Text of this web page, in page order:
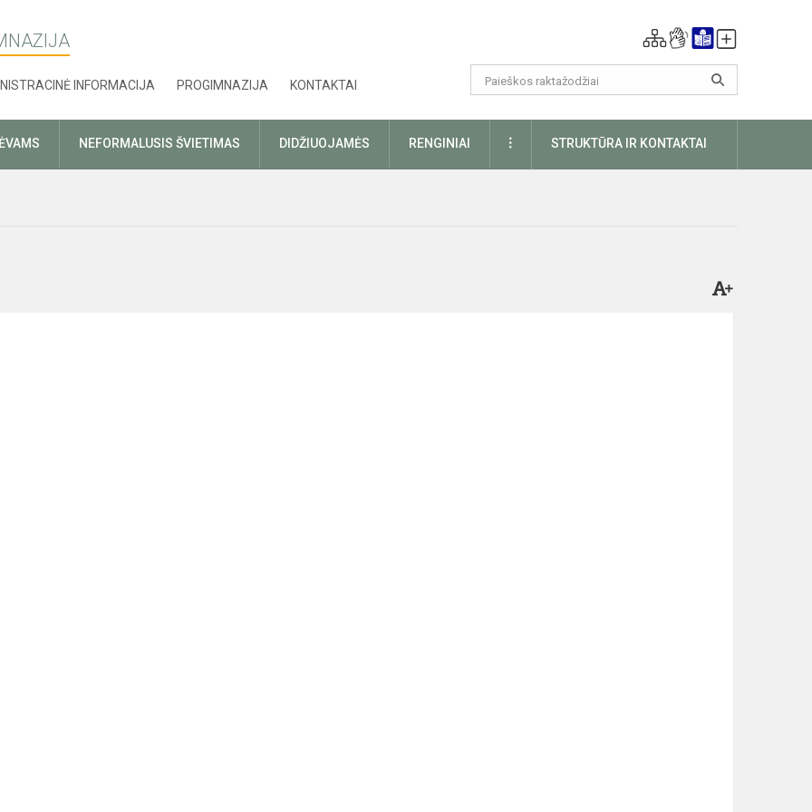
INFORMACIJA PROGIMNAZIJA KONTAKTAI
NEFORMALUSIS ŠVIETIMAS DIDŽIUOJAMĖS RENGINIAI DAUGIAUSTRUKTŪRA IR KONTAKTAI